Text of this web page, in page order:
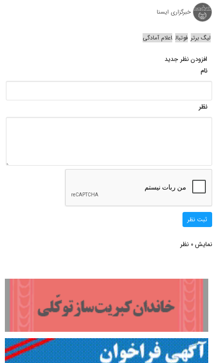
خبرگزاری ایسنا
لیگ برتر فوتبال اعلام آمادگی
افزودن نظر جدید
نام
نظر
ثبت نظر
نمایش 0 نظر